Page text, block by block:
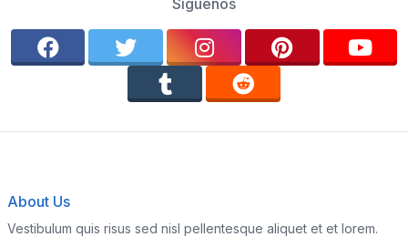
Síguenos
About Us
Vestibulum quis risus sed nisl pellentesque aliquet et et lorem.